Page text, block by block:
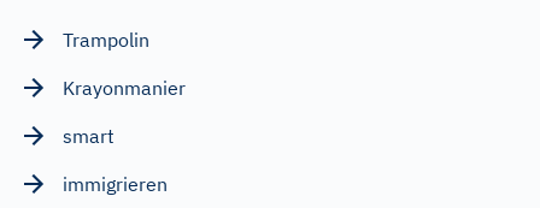
Trampolin
Krayonmanier
smart
immigrieren